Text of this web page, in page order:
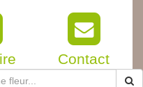
Contact